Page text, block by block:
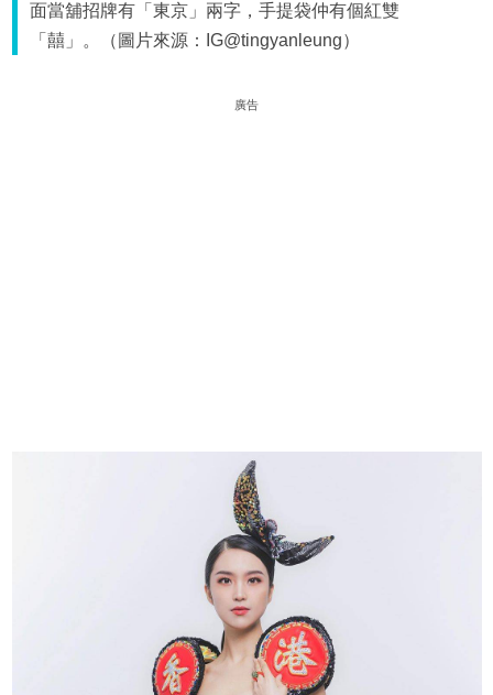
面當舖招牌有「東京」兩字，手提袋仲有個紅雙
「囍」。（圖片來源：IG@tingyanleung）
廣告